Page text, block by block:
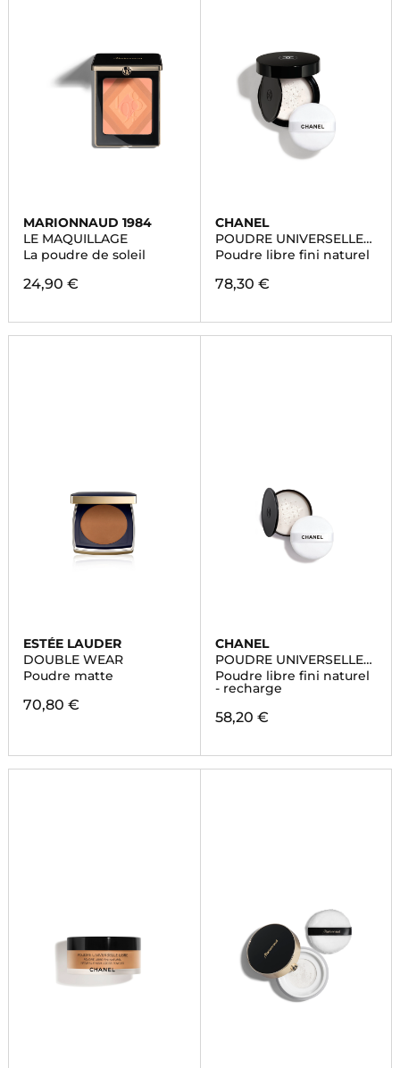
MARIONNAUD 1984
LE MAQUILLAGE
La poudre de soleil
24,90 €
CHANEL
POUDRE UNIVERSELLE
LIBRE
Poudre libre fini naturel
78,30 €
ESTÉE LAUDER
DOUBLE WEAR
Poudre matte
70,80 €
CHANEL
POUDRE UNIVERSELLE
LIBRE
Poudre libre fini naturel
- recharge
58,20 €